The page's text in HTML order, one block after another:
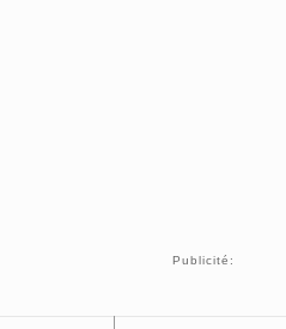
Publicité: